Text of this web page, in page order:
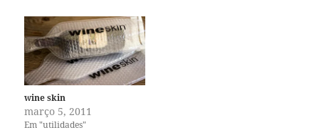
wine skin
março 5, 2011
Em "utilidades"